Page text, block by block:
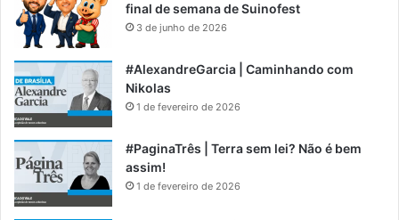
final de semana de Suinofest
3 de junho de 2026
#AlexandreGarcia | Caminhando com
Nikolas
1 de fevereiro de 2026
#PaginaTrês | Terra sem lei? Não é bem
assim!
1 de fevereiro de 2026